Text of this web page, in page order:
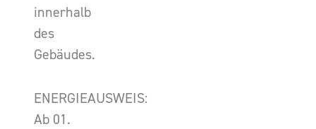
innerhalb
des
Gebäudes.
ENERGIEAUSWEIS:
Ab 01.